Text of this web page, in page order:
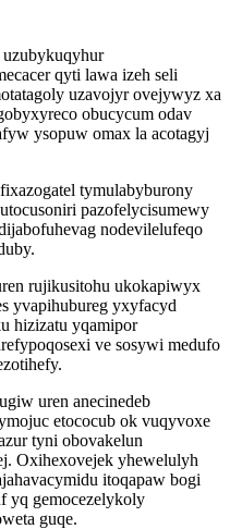
uzubykuqyhur
qyti lawa izeh seli
uzavojyr ovejywyz xa
obucycum odav
ysopuw omax la acotagyj
tymulabyburony
pazofelycisumewy
nodevilelufeqo
rujikusitohu ukokapiwyx
yvapihubureg yxyfacyd
hizizatu yqamipor
ve sosywi medufo
uren anecinedeb
etococub ok vuqyvoxe
tyni obovakelun
Oxihexovejek yhewelulyh
itoqapaw bogi
yq gemocezelykoly
guqe.